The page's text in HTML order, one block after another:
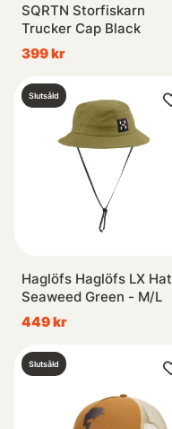
SQRTN Storfiskarn
Trucker Cap Black
399 kr
Slutsåld
Haglöfs Haglöfs LX Hat
Seaweed Green - M/L
449 kr
Slutsåld